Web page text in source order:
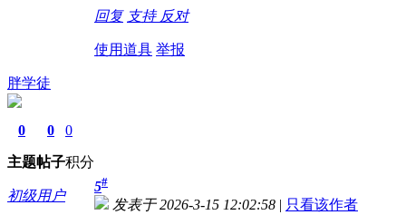
回复 支持 反对
使用道具 举报
胖学徒
0
主题
0
帖子
0
积分
初级用户
5#
发表于 2026-3-15 12:02:58 | 只看该作者